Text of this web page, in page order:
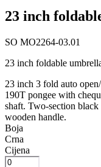
23 inch
SO MO2264-03.01
23 inch foldable
23 inch 3 fold auto
190T pongee with
shaft. Two-section
wooden handle.
Boja
Crna
Cijena